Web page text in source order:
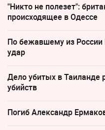
"Никто не полезет":
происходящее в Одессе
По бежавшему из
удар
Дело убитых в Таиланде
убийств
Погиб Александр